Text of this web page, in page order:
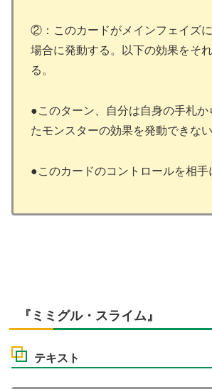
②：このカードがメインフェイズ
場合に発動する。以下の効果をそ
る。
●このターン、自分は自身の手札
たモンスターの効果を発動できない
●このカードのコントロールを相手
『ミミグル・スライム』
テキスト